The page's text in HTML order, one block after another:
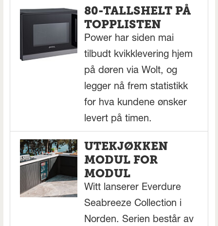
80-TALLSHELT PÅ
TOPPLISTEN
Power har siden mai
tilbudt kvikklevering hjem
på døren via Wolt, og
legger nå frem statistikk
for hva kundene ønsker
levert på timen.
UTEKJØKKEN
MODUL FOR
MODUL
Witt lanserer Everdure
Seabreeze Collection i
Norden. Serien består av